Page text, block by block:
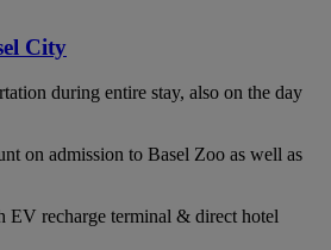
City
during entire stay, also on the day
on admission to Basel Zoo as well as
EV recharge terminal & direct hotel